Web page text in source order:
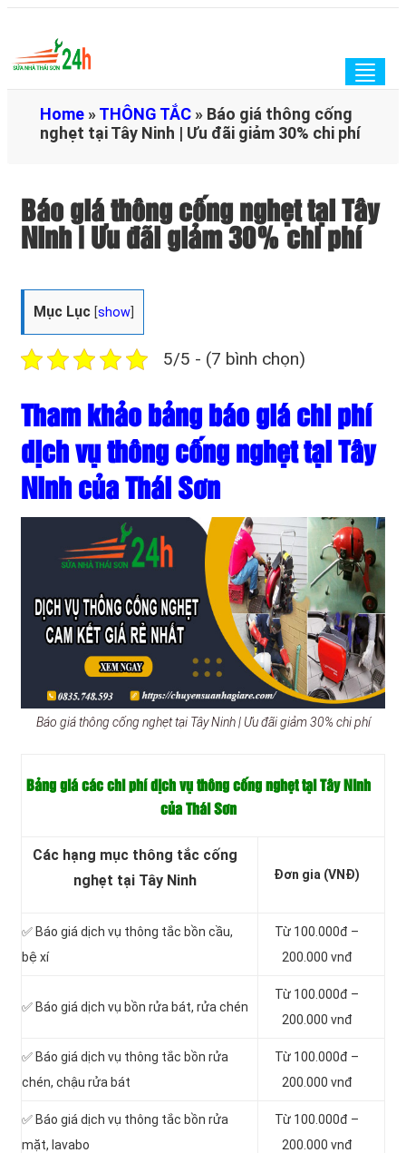
Home »THÔNG TẮC » Báo giá thông cống
nghẹt tại Tây Ninh | Ưu đãi giảm 30% chi phí
Báo giá thông cống nghẹt tại Tây
Ninh | Ưu đãi giảm 30% chi phí
Mục Lục [show
5/5 - (7 bình chọn)
Tham khảo bảng báo giá chi phí
dịch vụ thông cống nghẹt tại Tây
Ninh của Thái Sơn
Báo giá thông cống nghẹt tại Tây Ninh | Ưu đãi giảm 30% chi phí
Bảng giá các chi phí dịch vụ thông cống nghẹt tại Tây Ninh
của Thái Sơn
Các hạng mục thông tắc cống
nghẹt tại Tây Ninh
Đơn gia (VNĐ)
✅ Báo giá dịch vụ thông tắc bồn cầu,
bệ xí
Từ 100.000đ –
200.000 vnđ
✅ Báo giá dịch vụ bồn rửa bát, rửa chén
Từ 100.000đ –
200.000 vnđ
✅ Báo giá dịch vụ thông tắc bồn rửa
chén, chậu rửa bát
Từ 100.000đ –
200.000 vnđ
✅ Báo giá dịch vụ thông tắc bồn rửa
mặt, lavabo
Từ 100.000đ –
200.000 vnđ